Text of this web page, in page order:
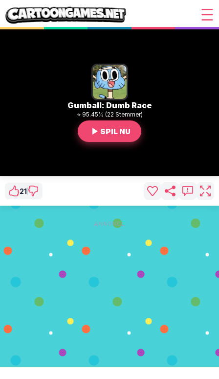
Gumball: Dumb Race
⭐ 95.45% (22 Stemmer)
SPIL NU
21
ANNONCE